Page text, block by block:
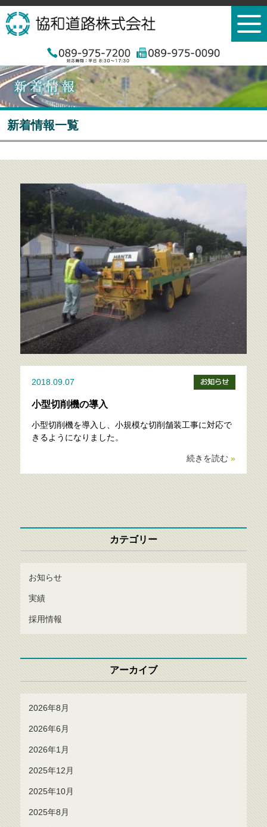
新着情報一覧
2018.09.07
小型切削機の導入
小型切削機を導入し、小規模な切削舗装工事に対応で
きるようになりました。
続きを読む»
カテゴリー
お知らせ
実績
採用情報
アーカイブ
2026年8月
2026年6月
2026年1月
2025年12月
2025年10月
2025年8月